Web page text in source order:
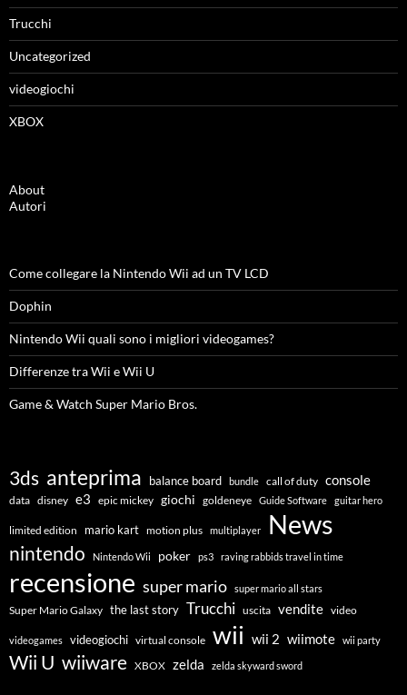
Trucchi
Uncategorized
videogiochi
XBOX
About
Autori
Come collegare la Nintendo Wii ad un TV LCD
Dophin
Nintendo Wii quali sono i migliori videogames?
Differenze tra Wii e Wii U
Game & Watch Super Mario Bros.
3ds anteprima balance board bundle call of duty console
data disney e3 epic mickey giochi goldeneye Guide Software guitar hero
limited edition mario kart motion plus multiplayer News
nintendo Nintendo Wii poker ps3 raving rabbids travel in time
recensione super mario super mario all stars
Super Mario Galaxy the last story Trucchi uscita vendite video
videogames videogiochi virtual console wii wii 2 wiimote wii party
Wii U wiiware XBOX zelda zelda skyward sword